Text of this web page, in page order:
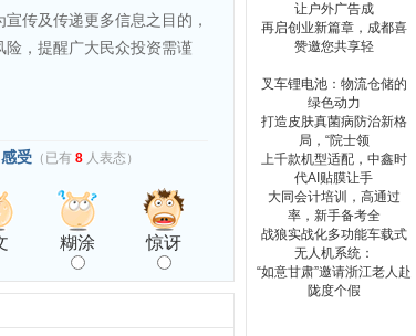
传及传递更多信息之目的，
，提醒广大民众投资需谨
受 （已有 8 人表态）
糊涂 惊讶
让户外广告成
再启创业新篇章，成都喜
赞邀您共享轻
叉车锂电池：物流仓储的
绿色动力
打造皮肤真菌病防治新格
局，“院士领
上千款机型适配，中鑫时
代AI贴膜让手
大同会计培训，高通过
率，新手备考全
战狼实战化多功能车载式
无人机系统：
“如意甘肃”邀请浙江老人赴
陇度个假